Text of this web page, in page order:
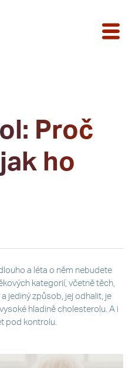
Proč
ho
a léta o něm nebudete
kategorií, včetně těch,
jediný způsob, jej odhalit, je
hladině cholesterolu. A i
pod kontrolu.